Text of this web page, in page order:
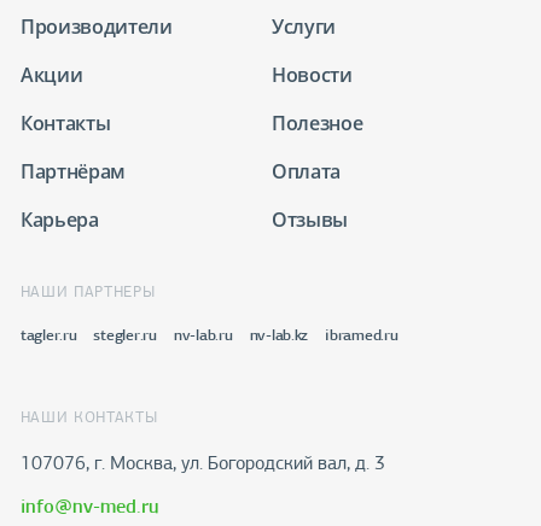
Производители
Услуги
Акции
Новости
Контакты
Полезное
Партнёрам
Оплата
Карьера
Отзывы
НАШИ ПАРТНЕРЫ
tagler.ru stegler.ru nv-lab.ru nv-lab.kz ibramed.ru
НАШИ КОНТАКТЫ
107076, г. Москва, ул. Богородский вал, д. 3
info@nv-med.ru